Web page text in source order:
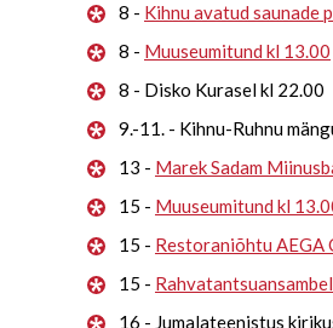
8 - Kihnu avatud saunade
8 - Muuseumitund kl 13.00
8 - Disko Kurasel kl 22.00
9.-11. - Kihnu-Ruhnu
13 - Marek Sadam
15 - Muuseumitund kl
15 - Restoraniõhtu AEGA
15 -
16 - Jumalateenistus